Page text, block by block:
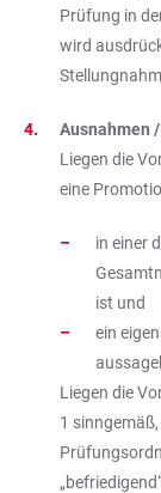
Prüfung in
wird
Ausnahmen
Liegen die
eine
in einer
ist und
ein
Liegen die
1